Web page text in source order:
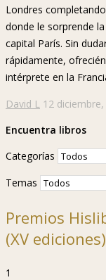
Londres
donde le sorprende
capital París. Sin
rápidamente,
intérprete en la
David L 12
Encuentra libros
Categorías
Temas
Premios
(XV ediciones)
1